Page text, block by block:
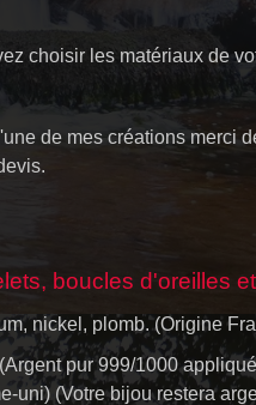
choisir les matériaux de
de mes créations merci
boucles d'oreilles
nickel, plomb. (Origine
pur 999/1000
uni) (Votre bijou restera